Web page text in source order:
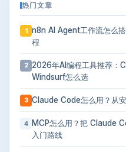
热门文章
1 n8n AI Agent工作流怎么
程
2 2026年AI编程工具推荐：
Windsurf怎么选
3 Claude Code怎么用？从
4
MCP怎么用？把 Claude
入门路线